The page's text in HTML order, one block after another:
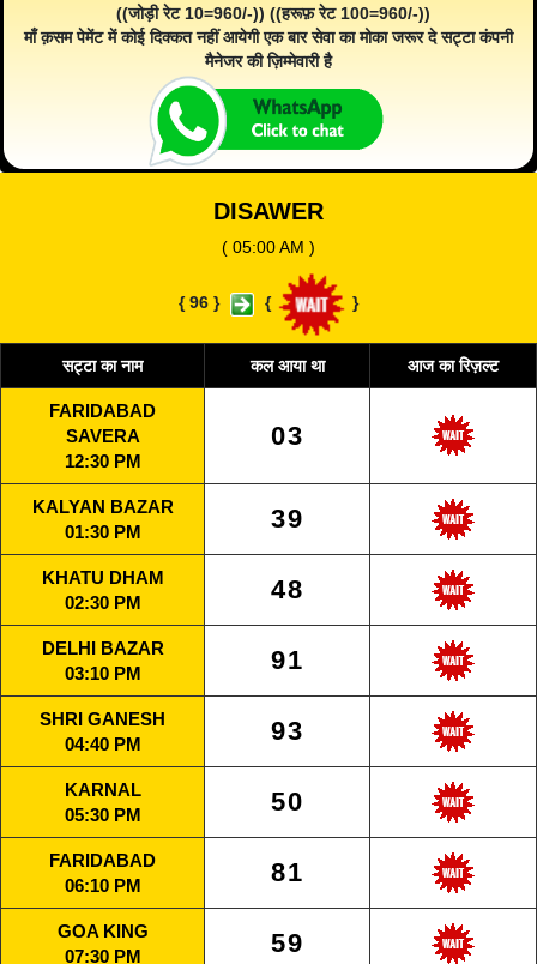
((जोड़ी रेट 10=960/-)) ((हरूफ़ रेट 100=960/-))
माँ क़सम पेमेंट में कोई दिक्कत नहीं आयेगी एक बार सेवा का मोका जरूर दे सट्टा कंपनी
मैनेजर की ज़िम्मेवारी है
DISAWER
( 05:00 AM )
{96 } { }
सट्टा का नाम कल आया था आज का रिज़ल्ट
FARIDABAD
SAVERA
12:30 PM
03
KALYAN BAZAR
01:30 PM
39
KHATU DHAM
02:30 PM
48
DELHI BAZAR
03:10 PM
91
SHRI GANESH
04:40 PM
93
KARNAL
05:30 PM
50
FARIDABAD
06:10 PM
81
GOA KING
07:30 PM
59